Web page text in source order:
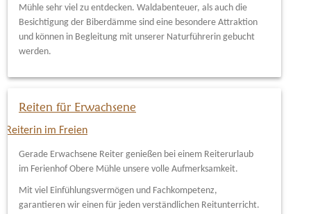
Mühle sehr viel zu entdecken. Waldabenteuer, als auch die
Besichtigung der Biberdämme sind eine besondere Attraktion
und können in Begleitung mit unserer Naturführerin gebucht
werden.
Reiten für Erwachsene
Gerade Erwachsene Reiter genießen bei einem Reiterurlaub
im Ferienhof Obere Mühle unsere volle Aufmerksamkeit.
Mit viel Einfühlungsvermögen und Fachkompetenz,
garantieren wir einen für jeden verständlichen Reitunterricht.